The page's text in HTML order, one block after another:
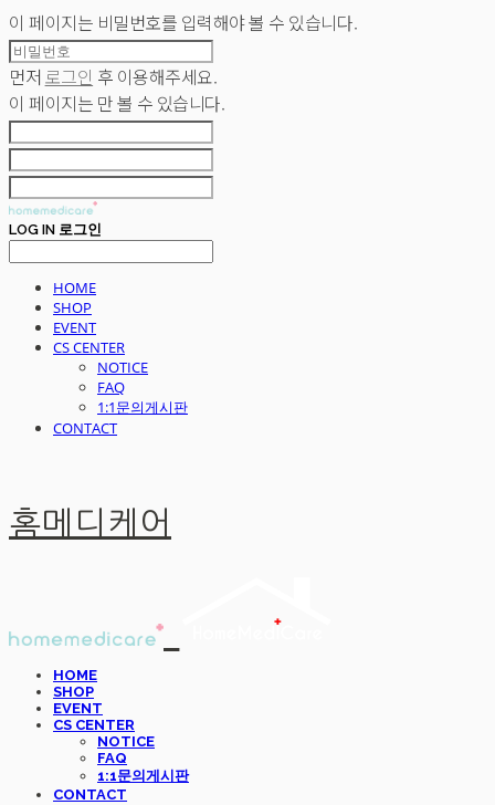
이 페이지는 비밀번호를 입력해야 볼 수 있습니다.
먼저 로그인 후 이용해주세요.
이 페이지는 만 볼 수 있습니다.
LOG IN 로그인
HOME
SHOP
EVENT
CS CENTER
NOTICE
FAQ
1:1문의게시판
CONTACT
홈메디케어
HOME
SHOP
EVENT
CS CENTER
NOTICE
FAQ
1:1문의게시판
CONTACT